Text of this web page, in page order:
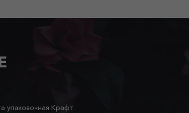
упаковочная Крафт